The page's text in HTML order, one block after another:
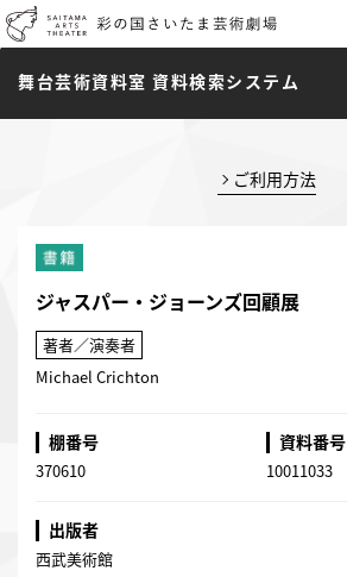
舞台芸術資料室 資料検索システム
ご利用方法
ジャスパー・ジョーンズ回顧展
著者／演奏者
Michael Crichton
棚番号
370610
資料番号
10011033
出版者
西武美術館